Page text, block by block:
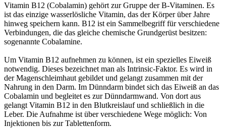
Vitamin B12 (Cobalamin) gehört zur Gruppe der B-Vitaminen. Es
ist das einzige wasserlösliche Vitamin, das der Körper über Jahre
hinweg speichern kann. B12 ist ein Sammelbegriff für verschiedene
Verbindungen, die das gleiche chemische Grundgerüst besitzen:
sogenannte Cobalamine.
Um Vitamin B12 aufnehmen zu können, ist ein spezielles Eiweiß
notwendig. Dieses bezeichnet man als Intrinsic-Faktor. Es wird in
der Magenschleimhaut gebildet und gelangt zusammen mit der
Nahrung in den Darm. Im Dünndarm bindet sich das Eiweiß an das
Cobalamin und begleitet es zur Dünndarmwand. Von dort aus
gelangt Vitamin B12 in den Blutkreislauf und schließlich in die
Leber. Die Aufnahme ist über verschiedene Wege möglich: Von
Injektionen bis zur Tablettenform.